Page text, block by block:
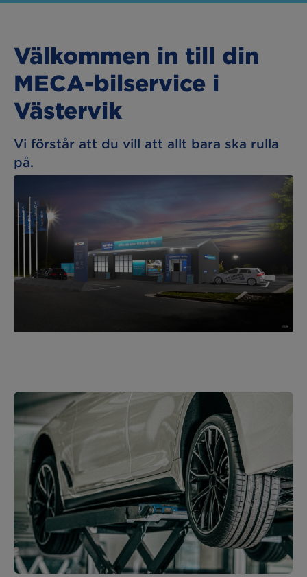
Välkommen in till din
MECA-bilservice i
Västervik
Vi förstår att du vill att allt bara ska rulla
på.